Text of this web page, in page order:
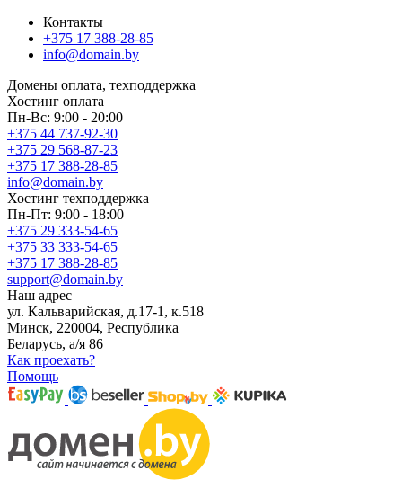
Контакты
+375 17 388-28-85
info@domain.by
Домены оплата, техподдержка
Хостинг оплата
Пн-Вс: 9:00 - 20:00
+375 44 737-92-30
+375 29 568-87-23
+375 17 388-28-85
info@domain.by
Хостинг техподдержка
Пн-Пт: 9:00 - 18:00
+375 29 333-54-65
+375 33 333-54-65
+375 17 388-28-85
support@domain.by
Наш адрес
ул. Кальварийская, д.17-1, к.518
Минск, 220004, Республика
Беларусь, а/я 86
Как проехать?
Помощь